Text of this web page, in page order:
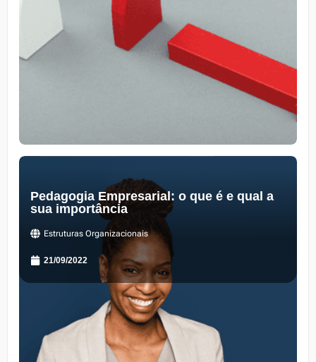
Pedagogia Empresarial: o que é e qual a
sua importância
Estruturas Organizacionais
21/09/2022